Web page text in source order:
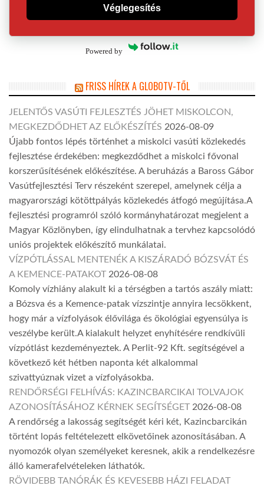
Véglegesítés
Powered by
FRISS HÍREK A GLOBOTV-TŐL
JELENTŐS VASÚTI FEJLESZTÉS JÖHET MISKOLCON,
MEGKEZDŐDHET AZ ELŐKÉSZÍTÉS 2026-08-09
Újabb fontos lépés történhet a miskolci vasúti közlekedés
fejlesztése érdekében: megkezdődhet a miskolci fővonal
korszerűsítésének előkészítése. A beruházás a Baross Gábor
Vasútfejlesztési Terv részeként szerepel, amelynek célja a
magyarországi kötöttpályás közlekedés átfogó megújítása.A
fejlesztési programról szóló kormányhatározat megjelent a
Magyar Közlönyben, így elindulhatnak a tervhez kapcsolódó
uniós projektek előkészítő munkálatai.
VÍZPÓTLÁSSAL MENTENÉK A KISZÁRADÓ BÓZSVÁT ÉS
A KEMENCE-PATAKOT 2026-08-08
Komoly vízhiány alakult ki a térségben a tartós aszály miatt:
a Bózsva és a Kemence-patak vízszintje annyira lecsökkent,
hogy már a vízfolyások élővilága és ökológiai egyensúlya is
veszélybe került.A kialakult helyzet enyhítésére rendkívüli
vízpótlást kezdeményeztek. A Perlit-92 Kft. segítségével a
következő két hétben naponta két alkalommal
szivattyúznak vizet a vízfolyásokba.
RENDŐRSÉGI FELHÍVÁS: KAZINCBARCIKAI TOLVAJOK
AZONOSÍTÁSÁHOZ KÉRNEK SEGÍTSÉGET 2026-08-08
A rendőrség a lakosság segítségét kéri két, Kazincbarcikán
történt lopás feltételezett elkövetőinek azonosításában. A
nyomozók olyan személyeket keresnek, akik a rendelkezésre
álló kamerafelvételeken láthatók.
RÖVIDEBB TANÓRÁK ÉS KEVESEBB HÁZI FELADAT